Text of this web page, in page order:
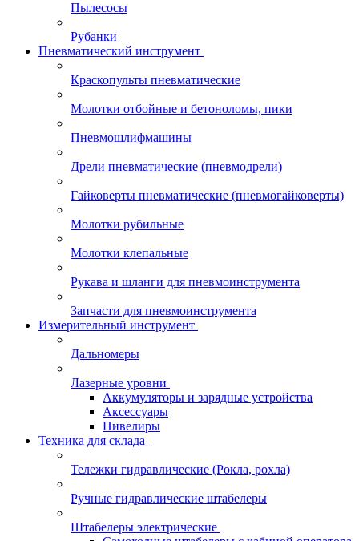
Пылесосы
Рубанки
Пневматический инструмент
Краскопульты пневматические
Молотки отбойные и бетоноломы, пики
Пневмошлифмашины
Дрели пневматические (пневмодрели)
Гайковерты пневматические (пневмогайковерты)
Молотки рубильные
Молотки клепальные
Рукава и шланги для пневмоинструмента
Запчасти для пневмоинструмента
Измерительный инструмент
Дальномеры
Лазерные уровни
Аккумуляторы и зарядные устройства
Аксессуары
Нивелиры
Техника для склада
Тележки гидравлические (Рокла, рохла)
Ручные гидравлические штабелеры
Штабелеры электрические